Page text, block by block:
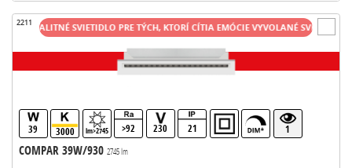
2211
39 3000 lm>2745 >92 230 21 1
COMPAR 39W/930 2745 lm
KVALITNÉ SVIETIDLO PRE TÝCH, KTORÍ CÍTIA EMÓCIE VYVOLANÉ SVETLOM